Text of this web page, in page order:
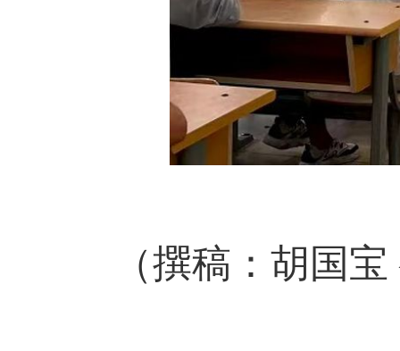
（撰稿：胡国